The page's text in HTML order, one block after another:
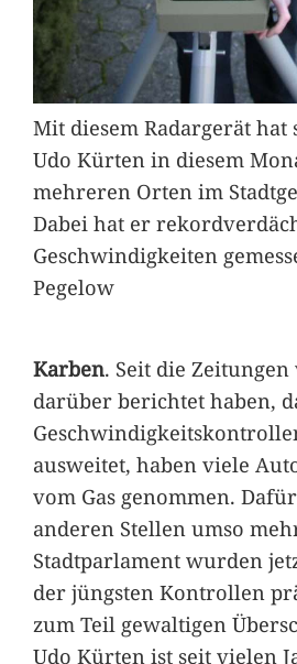
Mit diesem Radargerät hat
Udo Kürten in diesem
mehreren Orten im
Dabei hat er
Geschwindigkeiten
Pegelow
Karben. Seit die
darüber berichtet haben,
ausweitet, haben viele
vom Gas genommen.
anderen Stellen umso
Stadtparlament wurden
der jüngsten Kontrollen
zum Teil gewaltigen
Udo Kürten ist seit vielen